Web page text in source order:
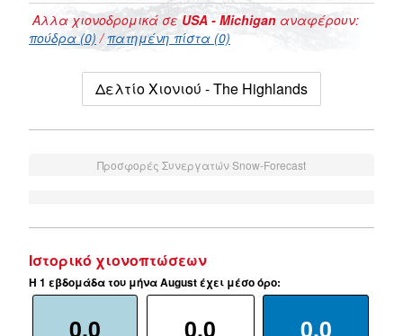
Αλλα χιονοδρομικά σεUSA - Michigan αναφέρουν:
πούδρα (0) /πατημένη πίστα (0)
Δελτίο Χιονιού - The Highlands
Προσφορές Συνεργατών Snow-Forecast
Ιστορικό χιονοπτώσεων
Η 1 εβδομάδα του μήνα August έχει μέσο όρο:
0.0 0.0 0.0